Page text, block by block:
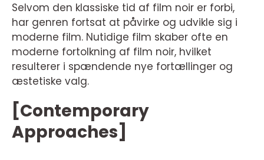
Selvom den klassiske tid af film noir er forbi,
har genren fortsat at påvirke og udvikle sig i
moderne film. Nutidige film skaber ofte en
moderne fortolkning af film noir, hvilket
resulterer i spændende nye fortællinger og
æstetiske valg.
[Contemporary
Approaches]